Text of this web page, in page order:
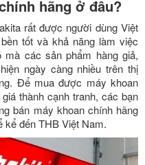
hãng ở đâu?
rất được người dùng Việt
tốt và khả năng làm việc
các sản phẩm hàng giả,
ngày càng nhiều trên thị
Để mua được máy khoan
thành cạnh tranh, các bạn
bán máy khoan chính hãng
kể đến THB Việt Nam.